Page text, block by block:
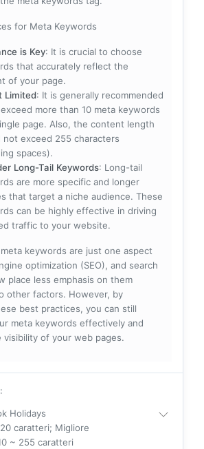
for Meta Keywords
is Key: It is crucial to choose
that accurately reflect the
of your page.
Limited: It is generally recommended
more than 10 meta keywords
page. Also, the content length
not exceed 255 characters
spaces).
Long-Tail Keywords: Long-tail
are more specific and longer
that target a niche audience. These
can be highly effective in driving
traffic to your website.
meta keywords are just one aspect
optimization (SEO), and search
place less emphasis on them
other factors. However, by
best practices, you can still
meta keywords effectively and
visibility of your web pages.
:
Holidays
caratteri; Migliore
~ 255 caratteri